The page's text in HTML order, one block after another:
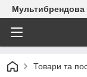
Мультибрендова
Товари та